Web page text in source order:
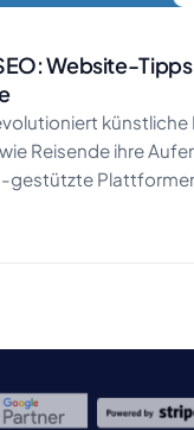
Website-
künstliche
Reisende ihre
gestützte Plattformen
Generative
sofortige,
Online-Sichtbarkeit